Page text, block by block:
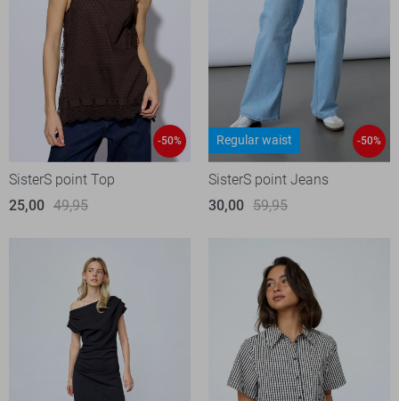
-50%
SisterS point Top
25,00 49,95
Regular waist -50%
SisterS point Jeans
30,00 59,95